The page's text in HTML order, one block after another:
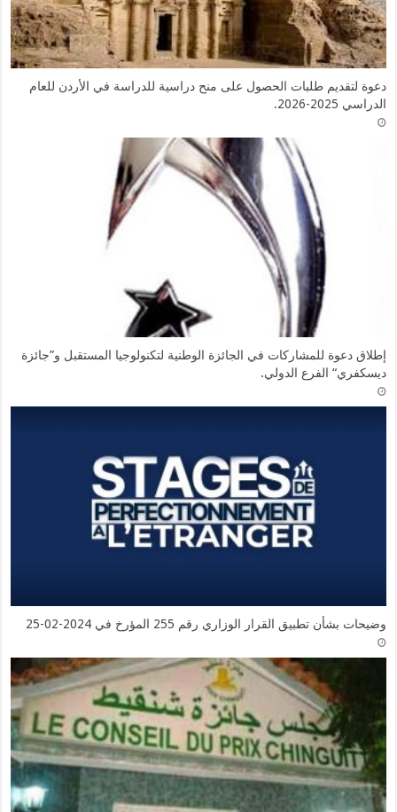
دعوة لتقديم طلبات الحصول على منح دراسية للدراسة في الأردن للعام
الدراسي 2025-2026.
إطلاق دعوة للمشاركات في الجائزة الوطنية لتكنولوجيا المستقبل و”جائزة
ديسكفري“ الفرع الدولي.
وضيحات بشأن تطبيق القرار الوزاري رقم 255 المؤرخ في 2024-02-25